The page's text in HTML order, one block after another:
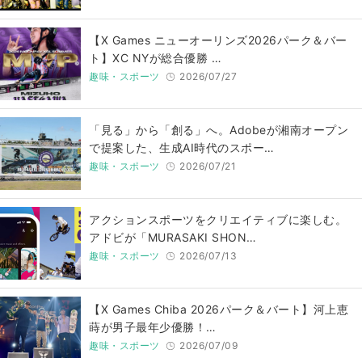
【X Games ニューオーリンズ2026パーク＆バー
ト】XC NYが総合優勝 …
趣味・スポーツ 2026/07/27
「見る」から「創る」へ。Adobeが湘南オープン
で提案した、生成AI時代のスポー…
趣味・スポーツ 2026/07/21
アクションスポーツをクリエイティブに楽しむ。
アドビが「MURASAKI SHON…
趣味・スポーツ 2026/07/13
【X Games Chiba 2026パーク＆バート】河上恵
蒔が男子最年少優勝！…
趣味・スポーツ 2026/07/09